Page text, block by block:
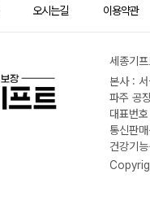
오시는길 이용약관
세종기
본사 :
파주 공
대표번
통신판
건강기